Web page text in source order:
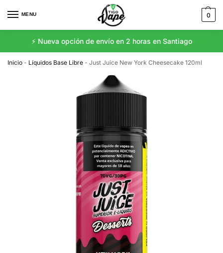
MENU 0
⚡️ Nueva opción de envío en 2 horas en Santiago
Inicio - Líquidos Base Libre - Just Juice New York Cheesecake 120ml